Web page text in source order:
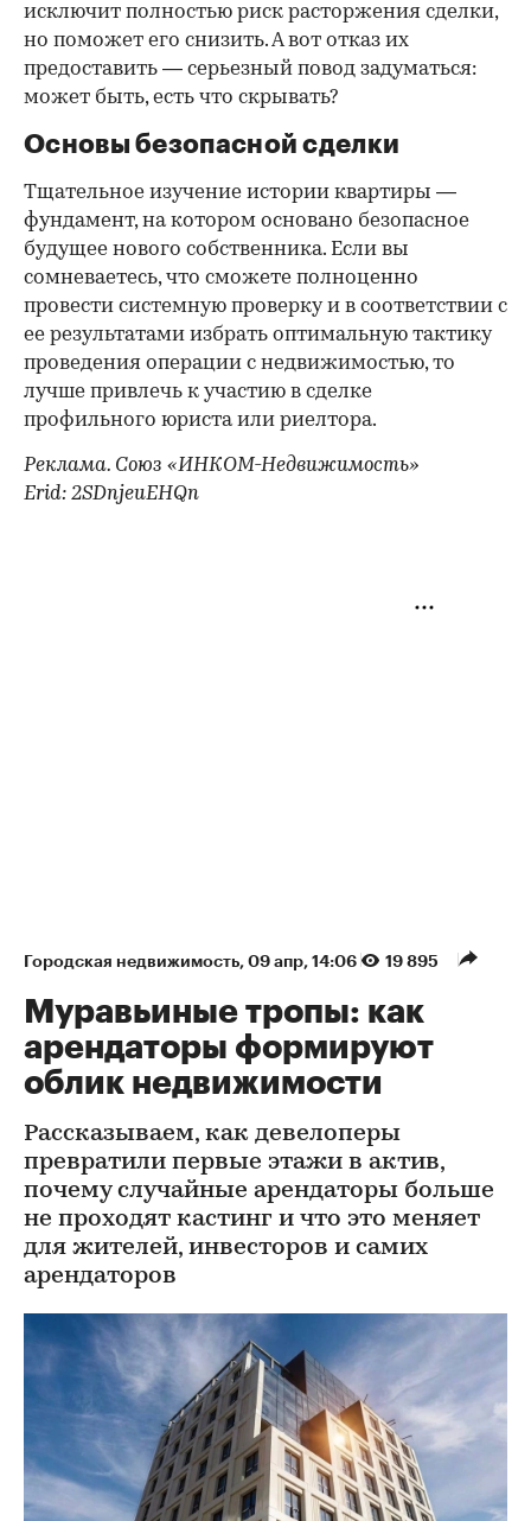
исключит полностью риск расторжения сделки,
но поможет его снизить. А вот отказ их
предоставить — серьезный повод задуматься:
может быть, есть что скрывать?
Основы безопасной сделки
Тщательное изучение истории квартиры —
фундамент, на котором основано безопасное
будущее нового собственника. Если вы
сомневаетесь, что сможете полноценно
провести системную проверку и в соответствии с
ее результатами избрать оптимальную тактику
проведения операции с недвижимостью, то
лучше привлечь к участию в сделке
профильного юриста или риелтора.
Реклама. Союз «ИНКОМ-Недвижимость»
Erid: 2SDnjeuEHQn
Городская недвижимость 09 апр, 14:06 19 895
Муравьиные тропы: как
арендаторы формируют
облик недвижимости
Рассказываем, как девелоперы
превратили первые этажи в актив,
почему случайные арендаторы больше
не проходят кастинг и что это меняет
для жителей, инвесторов и самих
арендаторов